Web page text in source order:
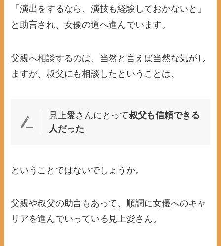
「演出をするなら、演技も経験しておかないと」
と助言され、女優の道へ進んでいます。
父親へ相談するのは、当然と言えば当然な気がし
ますが、叔父にも相談したということは、
見上愛さんにとって叔父も信頼できる
人だった
ということではないでしょうか。
父親や叔父の助言もあって、順調に女優へのキャ
リアを進んでいっている見上愛さん。